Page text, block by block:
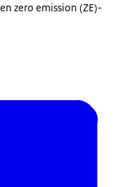
zero emission (ZE)-